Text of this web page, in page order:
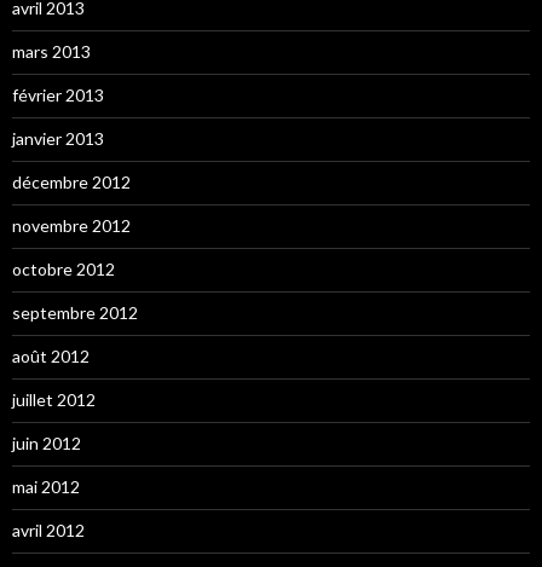
avril 2013
mars 2013
février 2013
janvier 2013
décembre 2012
novembre 2012
octobre 2012
septembre 2012
août 2012
juillet 2012
juin 2012
mai 2012
avril 2012